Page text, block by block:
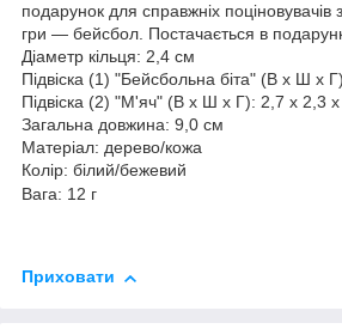
подарунок для справжніх поціновувачів
гри — бейсбол. Постачається в
Діаметр кільця: 2,4 см
Підвіска (1) "Бейсбольна біта" (В х Ш х
Підвіска (2) "М'яч" (В х Ш х Г): 2,7 х 2,3
Загальна довжина: 9,0 см
Матеріал: дерево/кожа
Колір: білий/бежевий
Вага: 12 г
Приховати